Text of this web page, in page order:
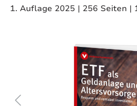
1. Auflage 2025 | 256 Seiten |
Bildergalerie überspringen